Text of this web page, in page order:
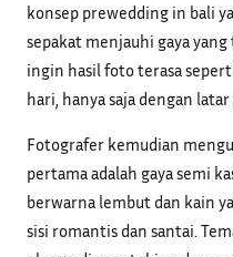
konsep prewedding in bali
sepakat menjauhi gaya
ingin hasil foto terasa
hari, hanya saja dengan
Fotografer kemudian
pertama adalah gaya semi
berwarna lembut dan kain
sisi romantis dan santai.